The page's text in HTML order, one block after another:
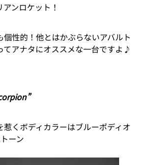
ンロケット！
個性的！他とはかぶらないアバルト
てアナタにオススメな一台ですよ♪
惹くボディカラーはブルーポディオ
ーン